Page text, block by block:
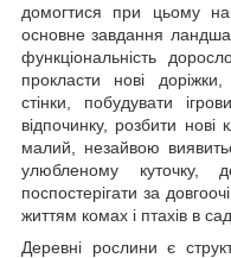
домогтися при цьому
основне завдання
функціональність
прокласти нові
стінки, побудувати
відпочинку, розбити нові
малий, незайвою
улюбленому куточку,
поспостерігати за
життям комах і птахів в
Деревні рослини є